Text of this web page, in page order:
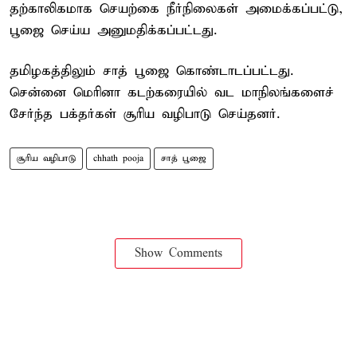
தற்காலிகமாக செயற்கை நீர்நிலைகள் அமைக்கப்பட்டு,
பூஜை செய்ய அனுமதிக்கப்பட்டது.
தமிழகத்திலும் சாத் பூஜை கொண்டாடப்பட்டது.
சென்னை மெரினா கடற்கரையில் வட மாநிலங்களைச்
சேர்ந்த பக்தர்கள் சூரிய வழிபாடு செய்தனர்.
சூரிய வழிபாடு chhath pooja சாத் பூஜை
Show Comments